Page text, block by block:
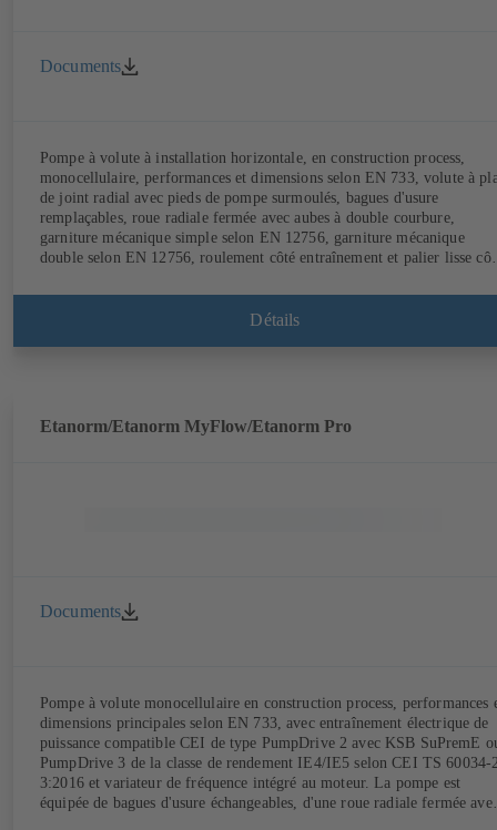
Documents
Pompe à volute à installation horizontale, en construction process,
monocellulaire, performances et dimensions selon EN 733, volute à
de joint radial avec pieds de pompe surmoulés, bagues d'usure
remplaçables, roue radiale fermée avec aubes à double courbure,
garniture mécanique simple selon EN 12756, garniture mécanique
double selon EN 12756, roulement côté entraînement et palier lisse
moteur 0,55 kW / 0,75 kW à 1500 t/min équipées d'aimants
permanents), classe de rendement IE4/IE5 et variateur de fréquence
Détails
Etanorm/Etanorm MyFlow/Etanorm Pro
Documents
Pompe à volute monocellulaire en construction process, performances
dimensions principales selon EN 733, avec entraînement électrique de
puissance compatible CEI de type PumpDrive 2 avec KSB SuPremE
PumpDrive 3 de la classe de rendement IE4/IE5 selon CEI TS 60034-
3:2016 et variateur de fréquence intégré au moteur. La pompe est
équipée de bagues d'usure échangeables, d'une roue radiale fermée